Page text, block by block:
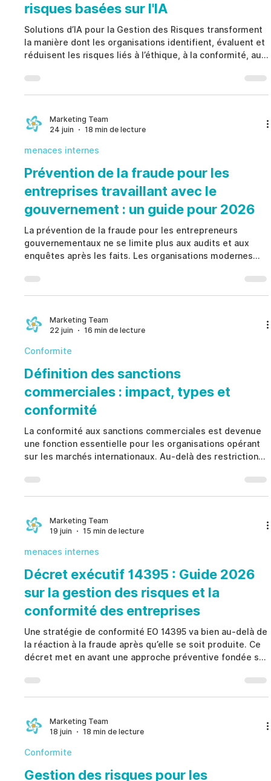
risques basées sur l'IA
Solutions d’IA pour la Gestion des Risques transforment
la manière dont les organisations identifient, évaluent et
réduisent les risques liés à l’éthique, à la conformité, aux
sur des processus réactifs, Solutions d’IA pour la
Gestion des Risques offrent une surveillance en temps
intelligente et des informations exploitables qui
renforcent la gouvernance, améliorent la conf
Marketing Team
24 juin
18 min de lecture
menaces internes
Prévention de la fraude pour les
entreprises travaillant avec le
gouvernement : un guide pour 2026
La prévention de la fraude pour les entrepreneurs
gouvernementaux ne se limite plus aux audits et aux
enquêtes après les faits. Les organisations modernes
identifiant rapidement les indicateurs de risque, en
renforçant les contrôles internes, en favorisant les
gouvernance proactive. Une stratégie de prévention bien
structurée améliore la conformité, protège les fonds
Marketing Team
22 juin
16 min de lecture
Conformite
Définition des sanctions
commerciales : impact, types et
conformité
La conformité aux sanctions commerciales est devenue
une fonction essentielle pour les organisations opérant
sur les marchés internationaux. Au-delà des restrictions
opérationnels, financiers, d’approvisionnement et de
conduite susceptibles de révéler des faiblesses dans les
aux sanctions commerciales aide les organisations à
respecter les exigences réglementaires, réduire les
Marketing Team
19 juin
15 min de lecture
menaces internes
Décret exécutif 14395 : Guide 2026
sur la gestion des risques et la
conformité des entreprises
Une stratégie de conformité EO 14395 va bien au-delà de
la réaction à la fraude après qu’elle se soit produite. Ce
décret met en avant une approche préventive fondée sur
normalisés, une responsabilité documentée et une mise
en œuvre mesurable. Les organisations qui adoptent ce
conformité, augmentent leur préparation aux audits et
développent des programmes plus résilients a
Marketing Team
18 juin
18 min de lecture
Conformite
Gestion des risques pour les